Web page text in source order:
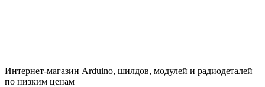
Интернет-магазин Arduino, шилдов, модулей и радиодеталей
по низким ценам